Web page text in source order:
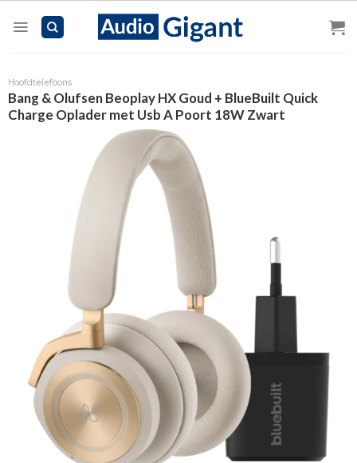
Hoofdtelefoons
Bang & Olufsen Beoplay HX Goud + BlueBuilt Quick
Charge Oplader met Usb A Poort 18W Zwart